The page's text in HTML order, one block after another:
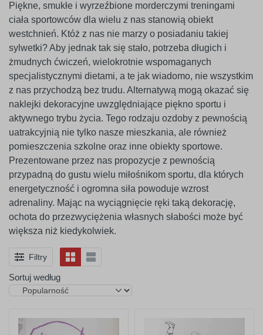
Piękne, smukłe i wyrzeźbione morderczymi treningami
ciała sportowców dla wielu z nas stanowią obiekt
westchnień. Któż z nas nie marzy o posiadaniu takiej
sylwetki? Aby jednak tak się stało, potrzeba długich i
żmudnych ćwiczeń, wielokrotnie wspomaganych
specjalistycznymi dietami, a te jak wiadomo, nie wszystkim
z nas przychodzą bez trudu. Alternatywą mogą okazać się
naklejki dekoracyjne uwzględniające piękno sportu i
aktywnego trybu życia. Tego rodzaju ozdoby z pewnością
uatrakcyjnią nie tylko nasze mieszkania, ale również
pomieszczenia szkolne oraz inne obiekty sportowe.
Prezentowane przez nas propozycje z pewnością
przypadną do gustu wielu miłośnikom sportu, dla których
energetyczność i ogromna siła powoduje wzrost
adrenaliny. Mając na wyciągnięcie ręki taką dekorację,
ochota do przezwyciężenia własnych słabości może być
większa niż kiedykolwiek.
Filtry
Sortuj według